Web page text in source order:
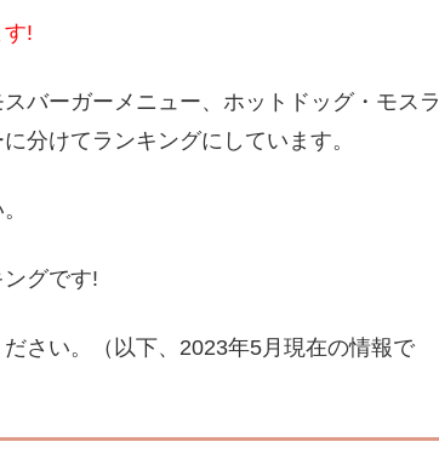
!
バーガーメニュー、ホットドッグ・モスラ
分けてランキングにしています。
グです!
さい。（以下、2023年5月現在の情報で